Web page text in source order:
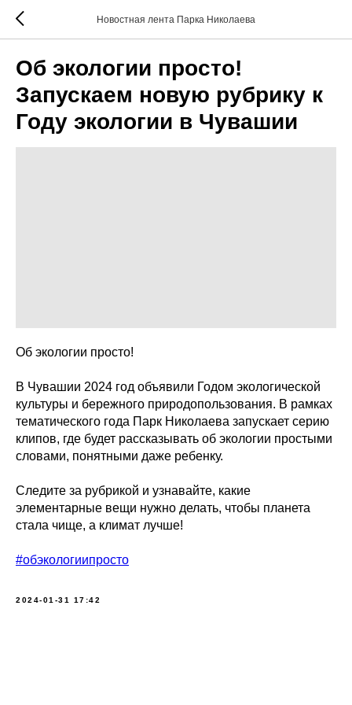
Новостная лента Парка Николаева
Об экологии просто!
Запускаем новую рубрику к
Году экологии в Чувашии
Об экологии просто!
В Чувашии 2024 год объявили Годом экологической
культуры и бережного природопользования. В рамках
тематического года Парк Николаева запускает серию
клипов, где будет рассказывать об экологии простыми
словами, понятными даже ребенку.
Следите за рубрикой и узнавайте, какие
элементарные вещи нужно делать, чтобы планета
стала чище, а климат лучше!
#обэкологиипросто
2024-01-31 17:42